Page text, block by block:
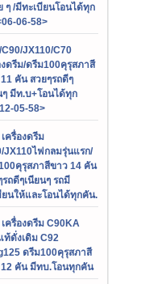
ๆ /มีทะเบียนโอนได้ทุก
06-58>
JX110/C70
งดรีม/ดรีม100คุรุสภาสี
คัน สวยๆรถดีๆ
ๆ มีท.บ+โอนได้ทุก
05-58>
ครื่องดรีม
JX110ไฟกลมรุ่นแรก/
คุรุสภาสีขาว 14 คัน
รถดีๆเนียนๆ รถมี
ยนให้และโอนได้ทุกคัน.
ครื่องดรีม C90KA
ท้ดั่งเดิม C92
ดรีม100คุรุสภาสี
คัน มีทบ.โอนทุกคัน